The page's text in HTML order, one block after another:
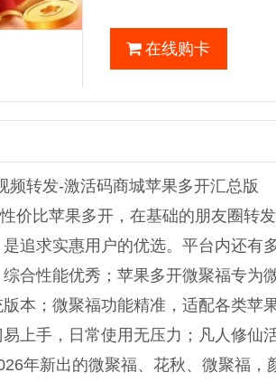
在线购卡
频转发-激活码商城苹果多开汇总版
价比苹果多开，在基础的朋友圈转
追求实惠用户的优选。平台内还有
合性能优秀；苹果多开微聚福专为
本；微聚福功能精准，适配各类苹
上手，日常使用无压力；凡人修仙
年新出的微聚福、花秋、微聚福，